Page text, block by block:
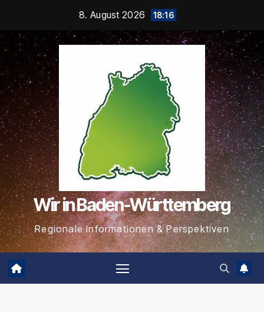
springen
8. August 2026 18:16
Wir in Baden-Württemberg
Regionale Informationen & Perspektiven